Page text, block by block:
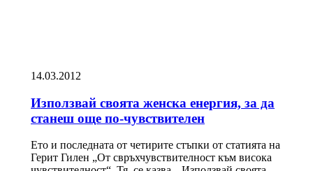
14.03.2012
Използвай своята женска енергия, за да
станеш още по-чувствителен
Ето и последната от четирите стъпки от статията на
Герит Гилен „От свръхчувствителност към висока